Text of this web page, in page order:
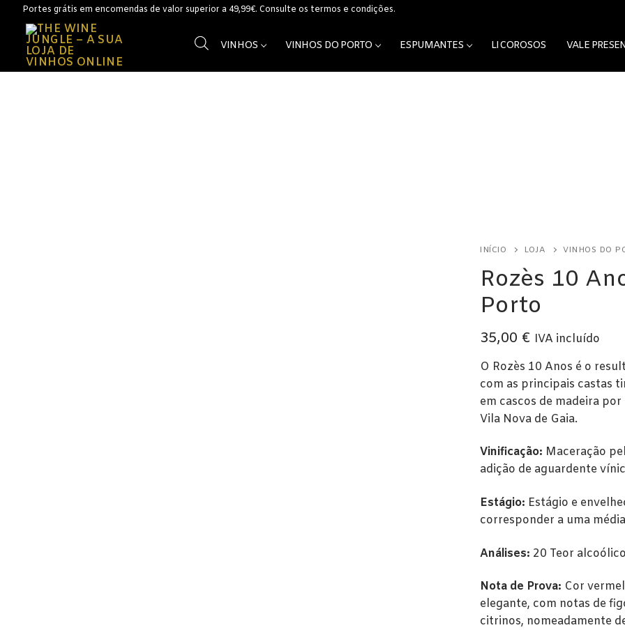
Saltar
conteúdo
Portes grátis em encomendas de valor superior a 49,99€. Consulte os termos e condições.
VINHOS VINHOS DO PORTO ESPUMANTES LICOROSOS VALE
INÍCIO LOJA VINHOS DO
Rozès 10
Porto
35,00 € IVA incluído
O Rozès 10 Anos é o
com as principais castas
em cascos de madeira
Vila Nova de Gaia.
Vinificação: Maceração
adição de aguardente
Estágio: Estágio e
corresponder a uma
Análises: 20 Teor
Nota de Prova: Cor
elegante, com notas de
citrinos, nomeadamente